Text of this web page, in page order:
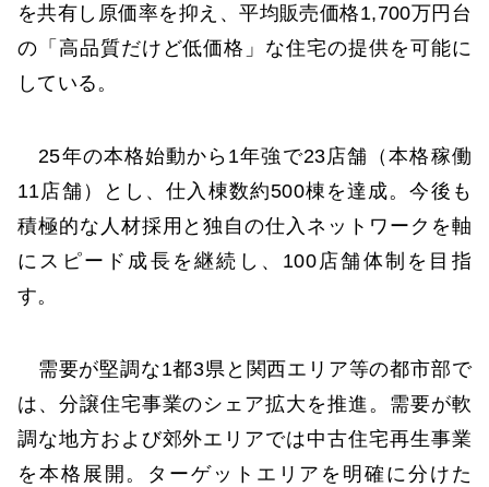
を共有し原価率を抑え、平均販売価格1,700万円台
の「高品質だけど低価格」な住宅の提供を可能に
している。
25年の本格始動から1年強で23店舗（本格稼働
11店舗）とし、仕入棟数約500棟を達成。今後も
積極的な人材採用と独自の仕入ネットワークを軸
にスピード成長を継続し、100店舗体制を目指
す。
需要が堅調な1都3県と関西エリア等の都市部で
は、分譲住宅事業のシェア拡大を推進。需要が軟
調な地方および郊外エリアでは中古住宅再生事業
を本格展開。ターゲットエリアを明確に分けた